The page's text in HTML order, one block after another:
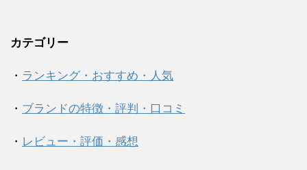
カテゴリー
・ ランキング・おすすめ・人気
・ ブランドの特徴・評判・口コミ
・ レビュー・評価・感想